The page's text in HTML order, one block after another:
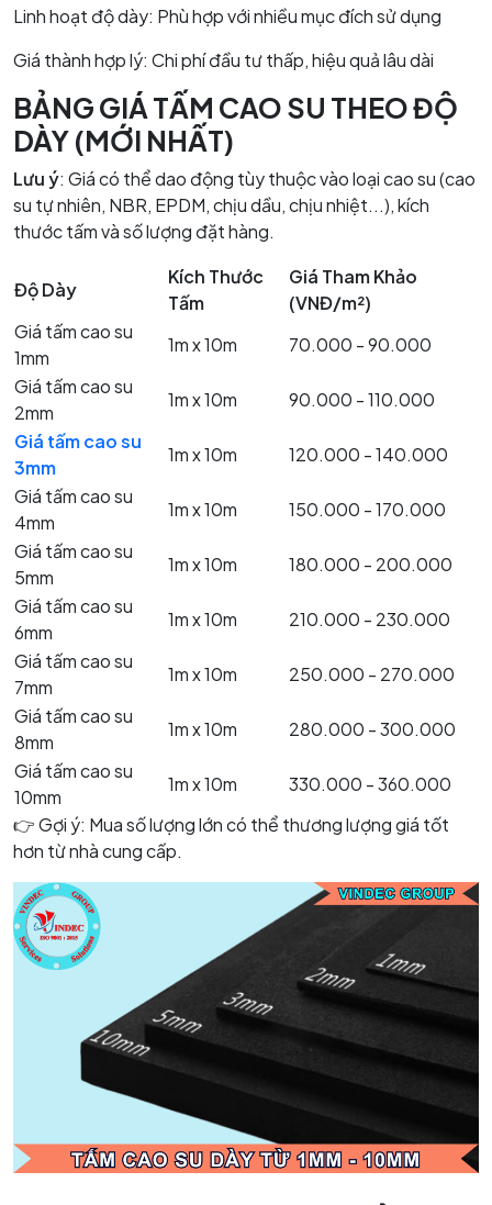
Linh hoạt độ dày: Phù hợp với nhiều mục đích sử dụng
Giá thành hợp lý: Chi phí đầu tư thấp, hiệu quả lâu dài
BẢNG GIÁ TẤM CAO SU THEO ĐỘ
DÀY (MỚI NHẤT)
Lưu ý: Giá có thể dao động tùy thuộc vào loại cao su (cao
su tự nhiên, NBR, EPDM, chịu dầu, chịu nhiệt...), kích
thước tấm và số lượng đặt hàng.
Độ Dày
Kích Thước
Tấm
Giá Tham Khảo
(VNĐ/m²)
Giá tấm cao su
1mm
1m x 10m
70.000 - 90.000
Giá tấm cao su
2mm
1m x 10m
90.000 - 110.000
Giá tấm cao su
3mm
1m x 10m
120.000 - 140.000
Giá tấm cao su
4mm
1m x 10m
150.000 - 170.000
Giá tấm cao su
5mm
1m x 10m
180.000 - 200.000
Giá tấm cao su
6mm
1m x 10m
210.000 - 230.000
Giá tấm cao su
7mm
1m x 10m
250.000 - 270.000
Giá tấm cao su
8mm
1m x 10m
280.000 - 300.000
Giá tấm cao su
10mm
1m x 10m
330.000 - 360.000
👉 Gợi ý: Mua số lượng lớn có thể thương lượng giá tốt
hơn từ nhà cung cấp.